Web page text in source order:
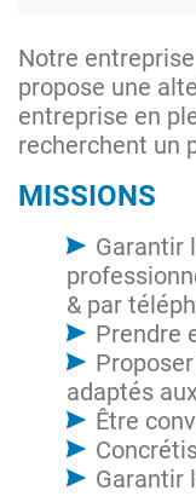
Notre
propose une
entreprise en
recherchent un
MISSIONS
Garantir
& par
Prendre
adaptés
Être
Garantir